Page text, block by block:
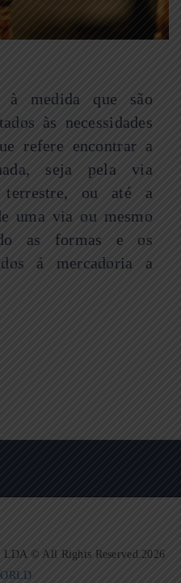
à medida que são
às necessidades
refere encontrar a
seja pela via
terrestre, ou até a
uma via ou mesmo
as formas e os
á mercadoria a
© All Rights Reserved.2026